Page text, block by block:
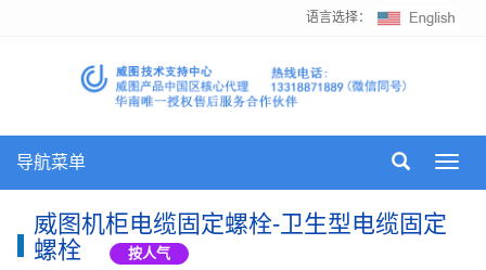
语言选择：
导航菜单
威图机柜电缆固定螺栓-卫生型电缆固定
螺栓
按人气